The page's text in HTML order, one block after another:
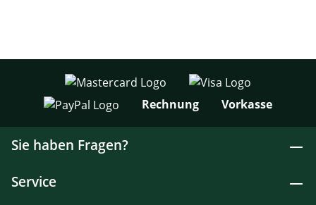
Rechnung Vorkasse
Sie haben Fragen?
Service